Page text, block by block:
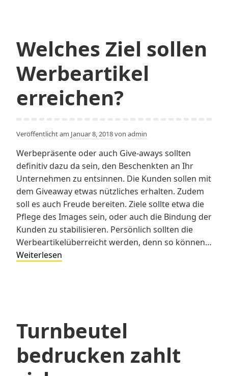
Welches Ziel sollen
Werbeartikel
erreichen?
Veröffentlicht am Januar 8, 2018von admin
Werbepräsente oder auch Give-aways sollten
definitiv dazu da sein, den Beschenkten an Ihr
Unternehmen zu entsinnen. Die Kunden sollen mit
dem Giveaway etwas nützliches erhalten. Zudem
soll es auch Freude bereiten. Ziele sollte etwa die
Pflege des Images sein, oder auch die Bindung der
Kunden zu stabilisieren. Persönlich sollten die
Werbeartikelüberreicht werden, denn so können…
Weiterlesen
Turnbeutel
bedrucken zahlt